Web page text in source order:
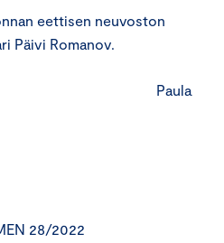
eettisen neuvoston
Päivi Romanov.
Paula
28/2022